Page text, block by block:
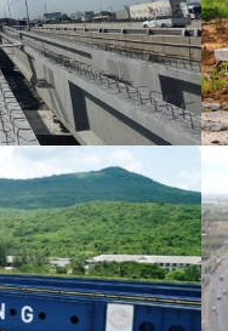
ที่ 5)
ทล. 35 ทางแยกต่างระดับบางขุนเทียน - เอกชัย ตอน2